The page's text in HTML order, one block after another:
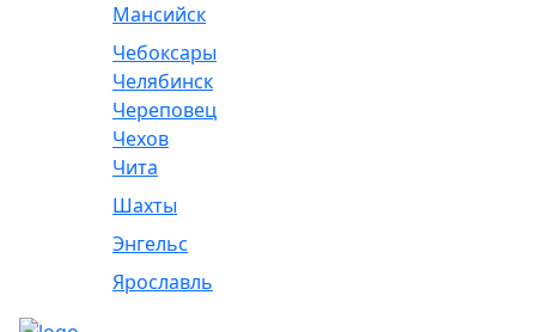
Мансийск
Чебоксары
Челябинск
Череповец
Чехов
Чита
Шахты
Энгельс
Ярославль